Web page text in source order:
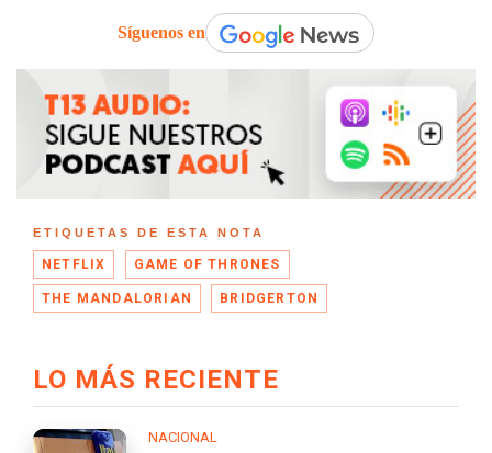
Síguenos en
ETIQUETAS DE ESTA NOTA
NETFLIX GAME OF THRONES
THE MANDALORIAN BRIDGERTON
LO MÁS RECIENTE
NACIONAL